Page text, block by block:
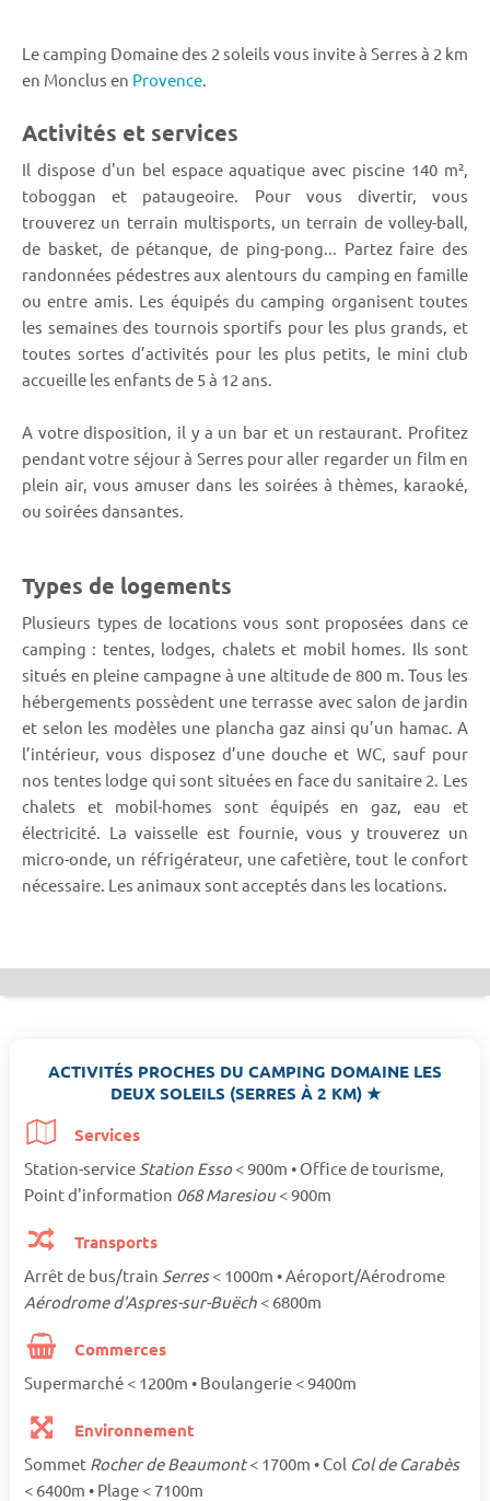
Le camping Domaine des 2 soleils vous invite à Serres à 2 km
en Monclus en Provence.
Activités et services
Il dispose d'un bel espace aquatique avec piscine 140 m²,
toboggan et pataugeoire. Pour vous divertir, vous
trouverez un terrain multisports, un terrain de volley-ball,
de basket, de pétanque, de ping-pong... Partez faire des
randonnées pédestres aux alentours du camping en famille
ou entre amis. Les équipés du camping organisent toutes
les semaines des tournois sportifs pour les plus grands, et
toutes sortes d’activités pour les plus petits, le mini club
accueille les enfants de 5 à 12 ans.
A votre disposition, il y a un bar et un restaurant. Profitez
pendant votre séjour à Serres pour aller regarder un film en
plein air, vous amuser dans les soirées à thèmes, karaoké,
ou soirées dansantes.
Types de logements
Plusieurs types de locations vous sont proposées dans ce
camping : tentes, lodges, chalets et mobil homes. Ils sont
situés en pleine campagne à une altitude de 800 m. Tous les
hébergements possèdent une terrasse avec salon de jardin
et selon les modèles une plancha gaz ainsi qu’un hamac. A
l’intérieur, vous disposez d’une douche et WC, sauf pour
nos tentes lodge qui sont situées en face du sanitaire 2. Les
chalets et mobil-homes sont équipés en gaz, eau et
électricité. La vaisselle est fournie, vous y trouverez un
micro-onde, un réfrigérateur, une cafetière, tout le confort
nécessaire. Les animaux sont acceptés dans les locations.
ACTIVITÉS PROCHES DU CAMPING DOMAINE LES
DEUX SOLEILS (SERRES À 2 KM) ★
Services
Station-service Station Esso< 900m • Office de tourisme,
Point d'information 068 Maresiou< 900m
Transports
Arrêt de bus/train Serres< 1000m • Aéroport/Aérodrome
Aérodrome d'Aspres-sur-Buëch < 6800m
Commerces
Supermarché < 1200m • Boulangerie < 9400m
Environnement
Sommet Rocher de Beaumont< 1700m • Col Col de Carabès
< 6400m • Plage < 7100m